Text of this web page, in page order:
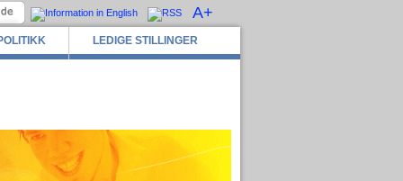
LEDIGE STILLINGER
A+